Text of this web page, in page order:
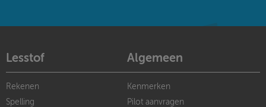
Lesstof Algemeen
Rekenen
Spelling
Kenmerken
Pilot aanvragen